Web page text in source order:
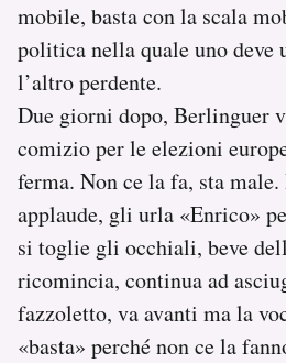
mobile, basta con la scala
politica nella quale uno deve
l’altro perdente.
Due giorni dopo, Berlinguer
comizio per le elezioni
ferma. Non ce la fa, sta
applaude, gli urla «Enrico»
si toglie gli occhiali, beve
ricomincia, continua ad
fazzoletto, va avanti ma la
«basta» perché non ce la